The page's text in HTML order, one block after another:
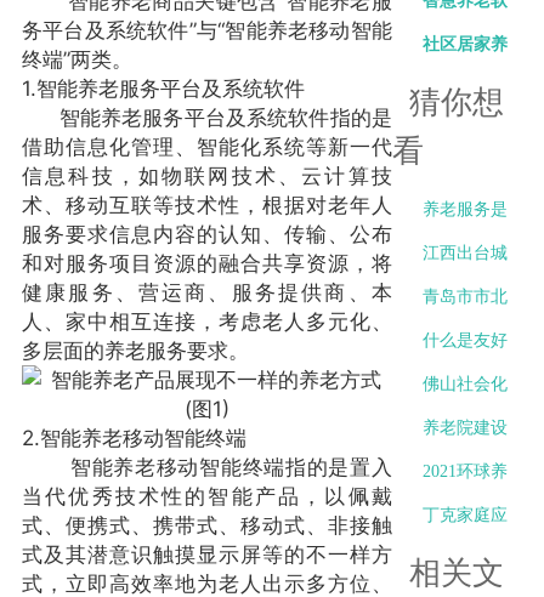
务平台及系统软件”与“智能养老移动智能
终端”两类。
1.智能养老服务平台及系统软件
智能养老服务平台及系统软件指的是
借助信息化管理、智能化系统等新一代
信息科技，如物联网技术、云计算技
术、移动互联等技术性，根据对老年人
服务要求信息内容的认知、传输、公布
和对服务项目资源的融合共享资源，将
健康服务、营运商、服务提供商、本
人、家中相互连接，考虑老人多元化、
多层面的养老服务要求。
2.智能养老移动智能终端
智能养老移动智能终端指的是置入
当代优秀技术性的智能产品，以佩戴
式、便携式、携带式、移动式、非接触
式及其潜意识触摸显示屏等的不一样方
式，立即高效率地为老人出示多方位、
实施
晚年生活的
新引领
件：智慧生
活的新纽带
社区居家养
老服务项目
猜你想
看
养老服务是
啥样,这套养
老数字系统
不简单,10秒
应
江西出台城
市居家社区
养老服务提
升行动十条
措
青岛市市北
区：开创居
家社区养老
服务发展市
北
什么是友好
型社区,友好
型养老离我
们还有多远
佛山社会化
养老模式新
探索,南海养
老平台走进
制
养老院建设
标准总体目
标
2021环球养
老投资中国
智慧高峰论
丁克家庭应
该如何解决
相关文